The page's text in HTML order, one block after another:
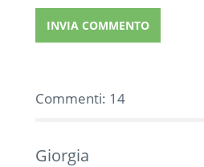
Commenti: 14
Giorgia